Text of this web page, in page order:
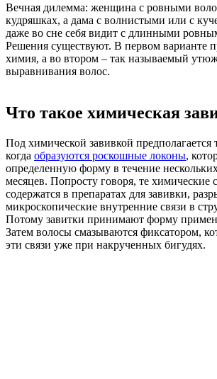
Вечная дилемма: женщина с ровными
кудряшках, а дама с волнистыми или с
даже во сне себя видит с длинными
Решения существуют. В первом варианте
химия, а во втором – так называемый
выравнивания волос.
Что такое химическая
Под химической завивкой предполагается
когда образуются роскошные локоны,
определенную форму в течение
месяцев. Попросту говоря, те химические
содержатся в препаратах для завивки,
микроскопические внутренние связи в
Потому завитки принимают форму
Затем волосы смазываются фиксатором,
эти связи уже при накрученных бигудях.